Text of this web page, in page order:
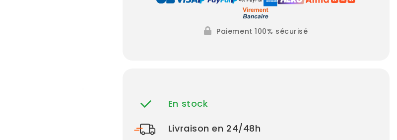
Paiement 100% sécurisé
En stock
Livraison en 24/48h